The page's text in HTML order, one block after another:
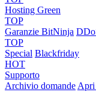
Hosting Green
TOP
Garanzie BitNinja
TOP
Special Blackfriday
HOT
Supporto
Archivio domandeApri